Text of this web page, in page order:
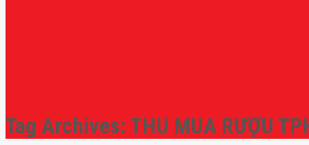
Tag Archives: THU MUA RƯỢU